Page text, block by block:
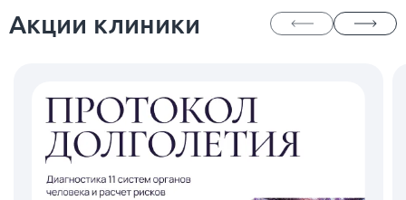
Акции клиники